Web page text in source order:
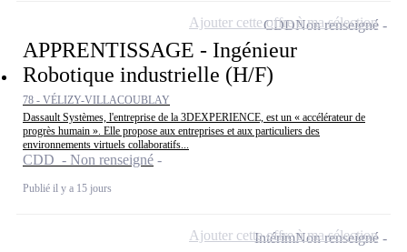
APPRENTISSAGE - Ingénieur
Robotique industrielle (H/F)
78 - VÉLIZY-VILLACOUBLAY
Dassault Systèmes, l'entreprise de la 3DEXPERIENCE, est un « accélérateur de
progrès humain ». Elle propose aux entreprises et aux particuliers des
environnements virtuels collaboratifs...
CDD - Non renseigné
Publié il y a 15 jours
CDDNon renseigné
Ajouter cette offre à ma sélection
IntérimNon renseigné
Ajouter cette offre à ma sélection